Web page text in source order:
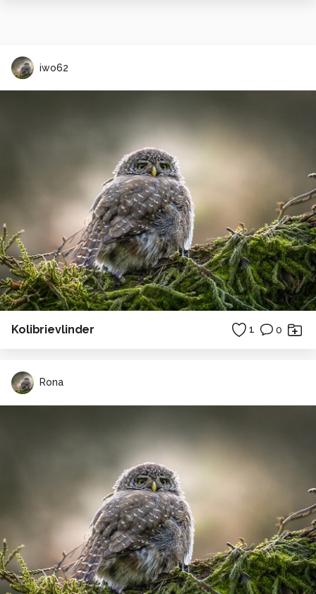
iwo62
Kolibrievlinder 1 0
Rona